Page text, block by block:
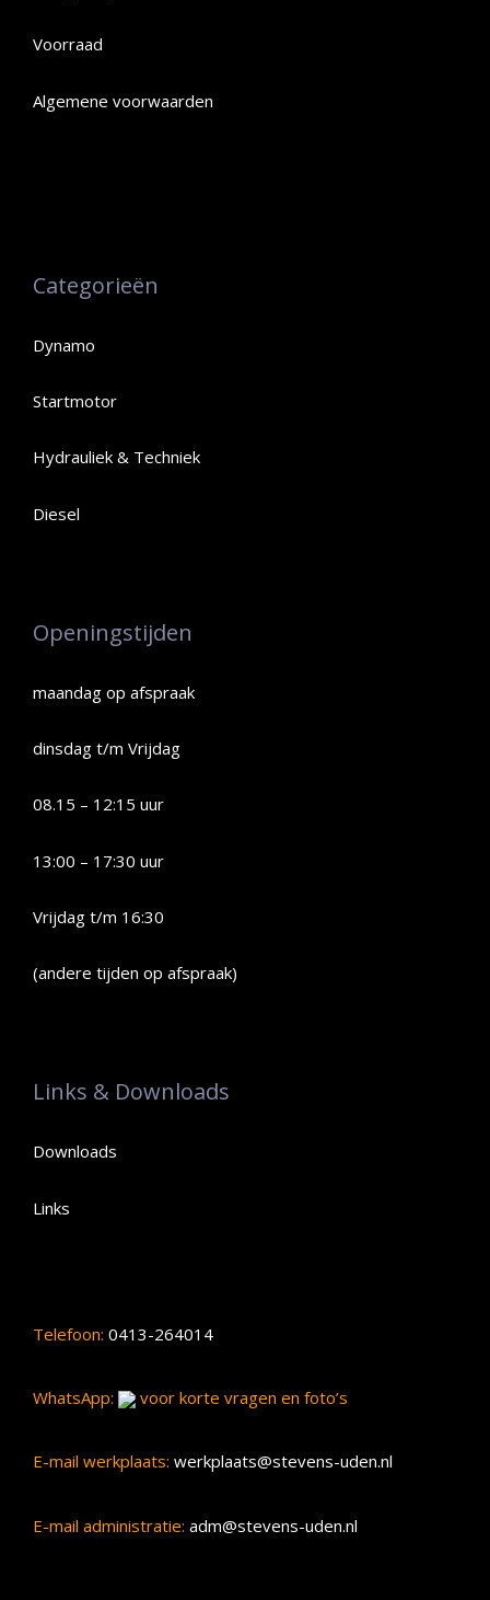
Voorraad
Algemene voorwaarden
Categorieën
Dynamo
Startmotor
Hydrauliek & Techniek
Diesel
Openingstijden
maandag op afspraak
dinsdag t/m Vrijdag
08.15 – 12:15 uur
13:00 – 17:30 uur
Vrijdag t/m 16:30
(andere tijden op afspraak)
Links & Downloads
Downloads
Links
Telefoon: 0413-264014
WhatsApp: voor korte vragen en foto’s
E-mail werkplaats: werkplaats@stevens-uden.nl
E-mail administratie: adm@stevens-uden.nl